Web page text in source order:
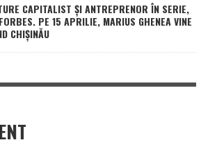
CAPITALIST ȘI ANTREPRENOR ÎN SERIE,
PE 15 APRILIE, MARIUS GHENEA VINE
CHIȘINĂU